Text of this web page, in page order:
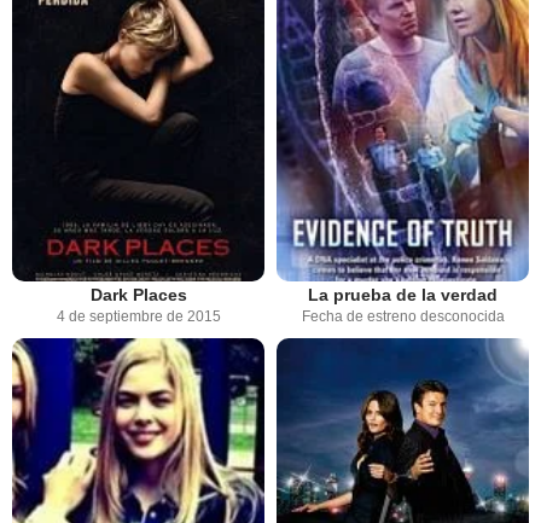
Dark Places
4 de septiembre de 2015
La prueba de la verdad
Fecha de estreno desconocida